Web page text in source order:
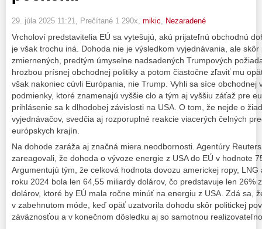
29. júla 2025 11:21 , Prečítané 1 290x, mikic Nezaradené
Vrcholoví predstavitelia EÚ sa vytešujú, akú prijateľnú obchodnú
je však trochu iná. Dohoda nie je výsledkom vyjednávania, ale
zmiernených, predtým úmyselne nadsadených Trumpových
hrozbou prísnej obchodnej politiky a potom čiastočne zľaviť mu
však nakoniec cúvli Európania, nie Trump. Vyhli sa síce obchodnej
podmienky, ktoré znamenajú vyššie clo a tým aj vyššiu záťaž pre
prihlásenie sa k dlhodobej závislosti na USA. O tom, že nejde o
vyjednávačov, svedčia aj rozporuplné reakcie viacerých čelných
európskych krajín.
Na dohode zaráža aj značná miera neodbornosti. Agentúry
zareagovali, že dohoda o vývoze energie z USA do EÚ v hodnote
Argumentujú tým, že celková hodnota dovozu americkej ropy,
roku 2024 bola len 64,55 miliardy dolárov, čo predstavuje len 26%
dolárov, ktoré by EÚ mala ročne minúť na energiu z USA. Zdá sa,
v zabehnutom móde, keď opäť uzatvorila dohodu skôr politickej
záväznosťou a v konečnom dôsledku aj so samotnou